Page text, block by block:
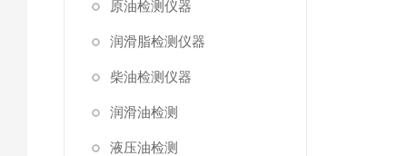
原油检测仪器
润滑脂检测仪器
柴油检测仪器
润滑油检测
液压油检测